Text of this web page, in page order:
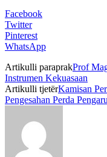
Facebook
Twitter
Pinterest
WhatsApp
Artikulli paraprakProf
Instrumen Kekuasaan
Artikulli tjetërKamisan
Pengesahan Perda